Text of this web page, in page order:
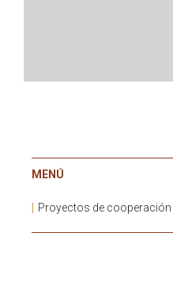
MENÚ
Proyectos de cooperación